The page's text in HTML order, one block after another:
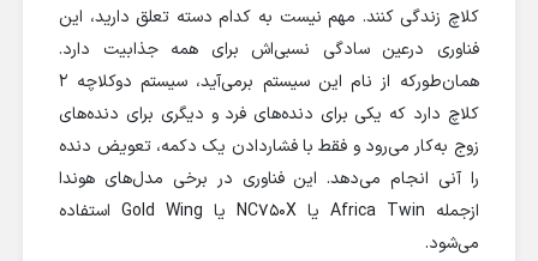
کلاچ زندگی کنند. مهم نیست به کدام دسته تعلق دارید، این
فناوری در‌عین سادگی نسبی‌اش برای همه جذابیت دارد.
همان‌طورکه از نام این سیستم برمی‌آید، سیستم دوکلاچه ۲
کلاچ دارد که یکی برای دنده‌های فرد و دیگری برای دنده‌های
زوج به‌کار می‌رود و فقط با فشاردادن یک دکمه، تعویض دنده
را آنی انجام می‌دهد. این فناوری در برخی مدل‌های هوندا
ازجمله Africa Twin یا NC750X یا Gold Wing استفاده
می‌شود.